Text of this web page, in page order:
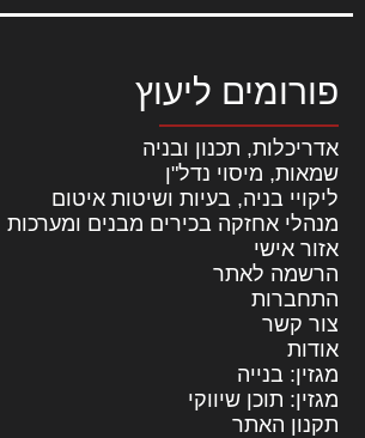
פורומים ליעוץ
אדריכלות, תכנון ובניה
שמאות, מיסוי נדל"ן
ליקויי בניה, בעיות ושיטות איטום
מנהלי אחזקה בכירים מבנים ומערכות
אזור אישי
הרשמה לאתר
התחברות
צור קשר
אודות
מגזין: בנייה
מגזין: תוכן שיווקי
תקנון האתר